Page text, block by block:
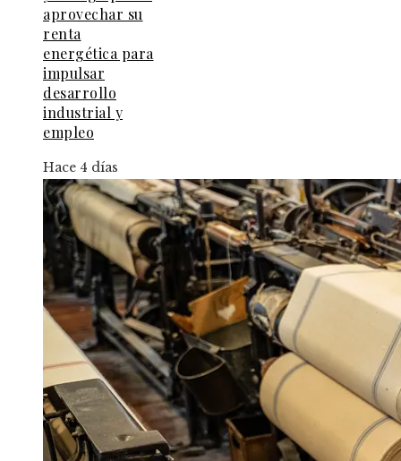
aprovechar su
renta
energética para
impulsar
desarrollo
industrial y
empleo
Hace 4 días